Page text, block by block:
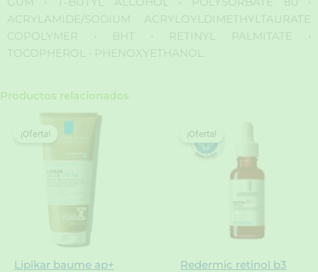
ACRYLAMIDE/SODIUM ACRYLOYLDIMETHYLTAURATE
COPOLYMER • BHT • RETINYL PALMITATE •
TOCOPHEROL • PHENOXYETHANOL.
Productos relacionados
¡Oferta!
Lipikar baume ap+
¡Oferta! ¡Oferta!
Redermic retinol b3
¡Oferta!